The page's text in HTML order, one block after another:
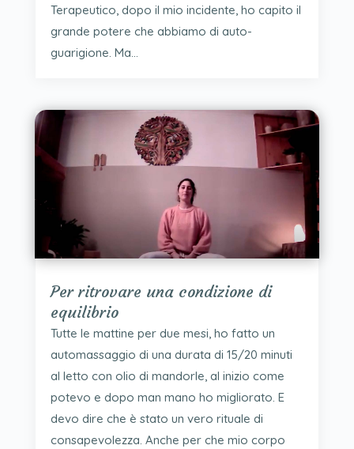
Terapeutico, dopo il mio incidente, ho capito il
grande potere che abbiamo di auto-
guarigione. Ma...
Per ritrovare una condizione di
equilibrio
Tutte le mattine per due mesi, ho fatto un
automassaggio di una durata di 15/20 minuti
al letto con olio di mandorle, al inizio come
potevo e dopo man mano ho migliorato. E
devo dire che è stato un vero rituale di
consapevolezza. Anche per che mio corpo